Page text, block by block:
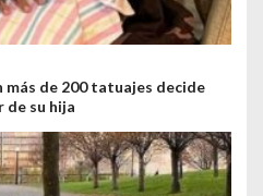
más de 200 tatuajes decide
de su hija